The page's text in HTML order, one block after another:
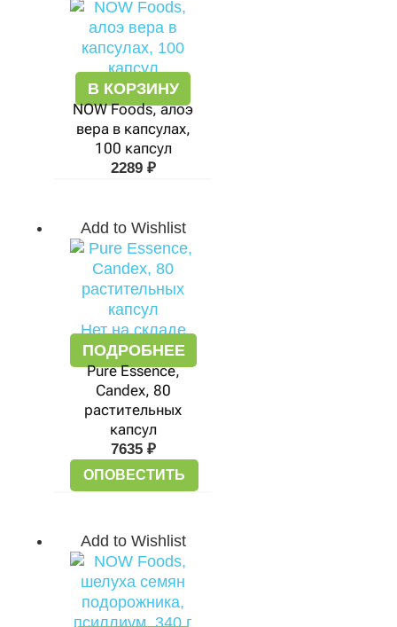
В КОРЗИНУ
NOW Foods, алоэ
вера в капсулах,
100 капсул
2289 ₽
Add to Wishlist
Нет на складе
ПОДРОБНЕЕ
Pure Essence,
Candex, 80
растительных
капсул
7635 ₽
ОПОВЕСТИТЬ
Add to Wishlist